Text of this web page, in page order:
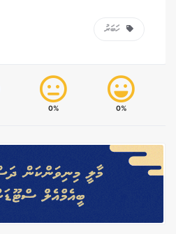
ހަބަރު
0%
0%